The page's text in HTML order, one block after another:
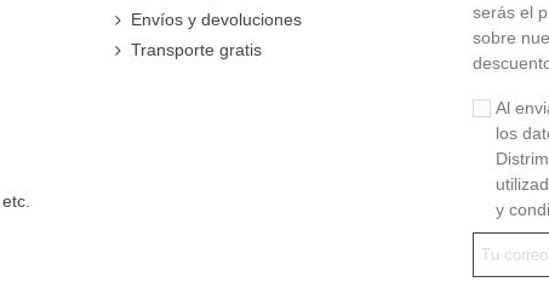
Envíos y devoluciones
Transporte gratis
serás el
sobre
Al
los
y